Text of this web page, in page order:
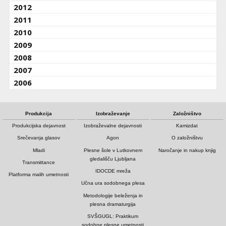
2012
2011
2010
2009
2008
2007
2006
Produkcija
Produkcijska dejavnost
Srečevanja glasov
Mladi
Transmittance
Platforma malih umetnosti
Izobraževanje
Izobraževalne dejavnosti
Agon
Plesne šole v Lutkovnem
gledališču Ljubljana
IDOCDE mreža
Učna ura sodobnega plesa
Metodologije beleženja in
plesna dramaturgija
SVŠGUGL: Praktikum
sodobne plesne umetnosti
Založništvo
Kamizdat
O založništvu
Naročanje in nakup knjig